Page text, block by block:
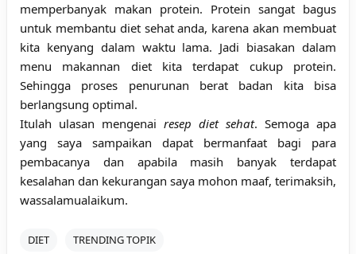
memperbanyak makan protein. Protein sangat bagus
untuk membantu diet sehat anda, karena akan membuat
kita kenyang dalam waktu lama. Jadi biasakan dalam
menu makannan diet kita terdapat cukup protein.
Sehingga proses penurunan berat badan kita bisa
berlangsung optimal.
Itulah ulasan mengenai resep diet sehat. Semoga apa
yang saya sampaikan dapat bermanfaat bagi para
pembacanya dan apabila masih banyak terdapat
kesalahan dan kekurangan saya mohon maaf, terimaksih,
wassalamualaikum.
DIET TRENDING TOPIK